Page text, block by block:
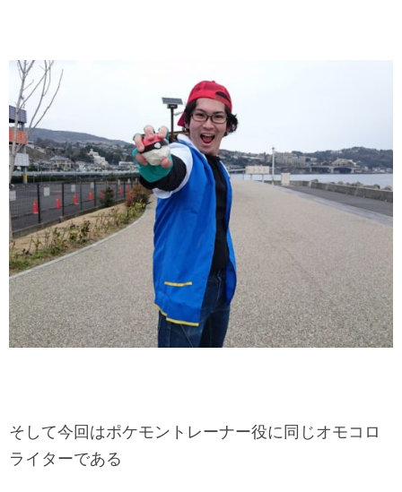
そして今回はポケモントレーナー役に同じオモコロ
ライターである